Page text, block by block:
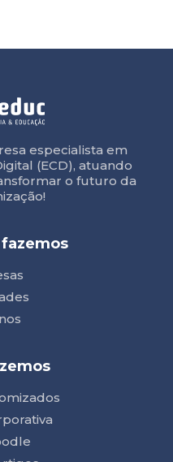
especialista em
(ECD), atuando
o futuro da